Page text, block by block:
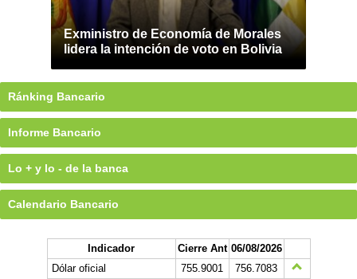
Exministro de Economía de Morales
lidera la intención de voto en Bolivia
Ránking Bancario
Informe Bancario
Lo + y lo - de la banca
Calendario Bancario
Indicador Cierre Ant 06/08/2026
Dólar oficial
755.9001
756.7083